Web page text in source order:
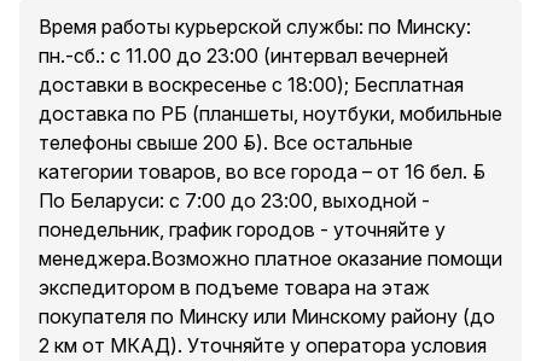
2. Минский р-н, Новодворский с/, 40/2, бизнес-центр
«S-UNION»
3. Минск, ул. Притыцкого, 23А, ТЦ «Орбита Молл», 2
этаж
4. Минск, ул. Денисовская, 37, в торце здания
5. Минск, ул. Куйбышева, 44, помещение 2-Н
* есть ограничения по категории доставляемых
товаров в пункты выдачи, подробнее уточняйте у
менеджера при оформлении заказа.
Условия доставки курьером по Минску и Минскому
Время работы курьерской службы: по Минску:
пн.-сб.: с 11.00 до 23:00 (интервал вечерней
доставки в воскресенье с 18:00); Бесплатная
доставка по РБ (планшеты, ноутбуки, мобильные
телефоны свыше 200 руб.). Все остальные
категории товаров, во все города – от 16 бел. руб.
По Беларуси: с 7:00 до 23:00, выходной -
понедельник, график городов - уточняйте у
менеджера.Возможно платное оказание помощи
экспедитором в подъеме товара на этаж
покупателя по Минску или Минскому району (до
2 км от МКАД). Уточняйте у оператора условия